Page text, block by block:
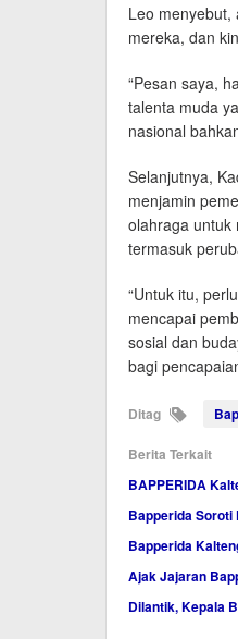
Leo menyebut,
mereka, dan
“Pesan saya,
talenta muda
nasional
Selanjutnya,
menjamin
olahraga untuk
termasuk
“Untuk itu,
mencapai
sosial dan
bagi
Ditag
Berita Terkait
BAPPERIDA
Bapperida Soroti
Bapperida
Ajak Jajaran
Dilantik, Kepala